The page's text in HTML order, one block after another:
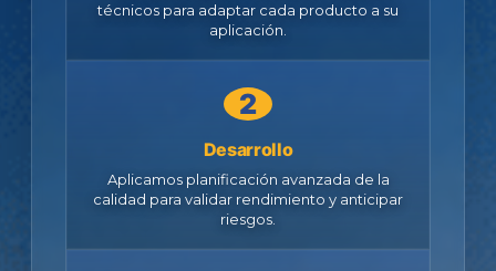
técnicos para adaptar cada producto a su
aplicación.
Desarrollo
Aplicamos planificación avanzada de la
calidad para validar rendimiento y anticipar
riesgos.